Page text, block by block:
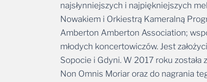
najsłynniejszych i najpiękniejszych
Nowakiem i Orkiestrą Kameralną
Amberton Amberton Association;
młodych koncertowiczów. Jest
Sopocie i Gdyni. W 2017 roku
Non Omnis Moriar oraz do nagrania